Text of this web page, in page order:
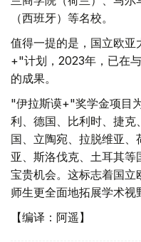
（西班牙）等名校。
值得一提的是，国立欧
+"计划，2023年，已在
的成果。
"伊拉斯谟+"奖学金项目
利、德国、比利时、捷
国、立陶宛、拉脱维亚
亚、斯洛伐克、土耳其
宝贵机会。这标志着国立
师生更全面地拓展学术视
【编译：阿遥】